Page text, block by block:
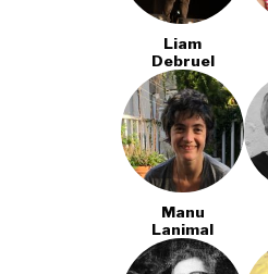
Liam
Debruel
Manu
Lanimal